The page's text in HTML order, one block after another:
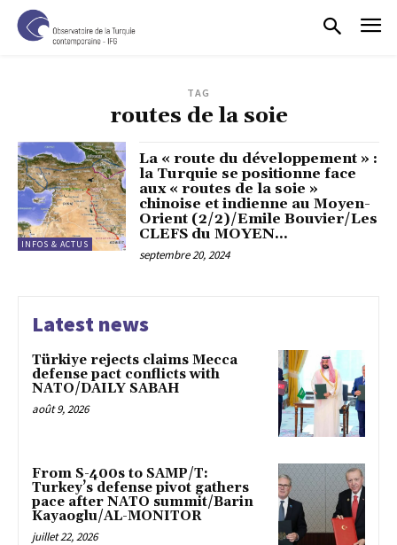
TAG
routes de la soie
INFOS & ACTUS
La « route du développement » :
la Turquie se positionne face
aux « routes de la soie »
chinoise et indienne au Moyen-
Orient (2/2)/Emile Bouvier/Les
CLEFS du MOYEN...
septembre 20, 2024
Latest news
Türkiye rejects claims Mecca
defense pact conflicts with
NATO/DAILY SABAH
août 9, 2026
From S-400s to SAMP/T:
Turkey’s defense pivot gathers
pace after NATO summit/Barin
Kayaoglu/AL-MONITOR
juillet 22, 2026